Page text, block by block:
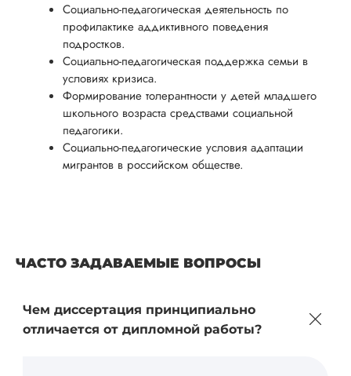
Социально-педагогическая деятельность по
профилактике аддиктивного поведения
подростков.
Социально-педагогическая поддержка семьи в
условиях кризиса.
Формирование толерантности у детей младшего
школьного возраста средствами социальной
педагогики.
Социально-педагогические условия адаптации
мигрантов в российском обществе.
ЧАСТО ЗАДАВАЕМЫЕ ВОПРОСЫ
Чем диссертация принципиально
отличается от дипломной работы?